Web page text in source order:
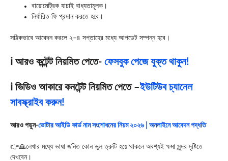
বায়োমেট্রিক যাচাই বাধ্যতামূলক।
নির্ধারিত ফি প্রদান করতে হবে।
সঠিকভাবে আবেদন করলে ২–৪ সপ্তাহের মধ্যে আপডেট সম্পন্ন হবে।
ℹ️ আরও কন্টেন্ট নিয়মিত পেতে- ফেসবুক পেজে যুক্ত থাকুন!
ℹ️ ভিডিও আকারে কনটেন্ট নিয়মিত পেতে –ইউটিউব চ্যানেল
সাবস্ক্রাইব করুন!
আরও পড়ুন-ভোটার আইডি কার্ড নাম সংশোধনের নিয়ম ২০২৬ | অনলাইনে আবেদন পদ্ধতি
👉🙏লেখার মধ্যে ভাষা জনিত কোন ভুল ত্রুটি হয়ে থাকলে অবশ্যই ক্ষমা সুন্দর দৃষ্টিতে
দেখবেন।